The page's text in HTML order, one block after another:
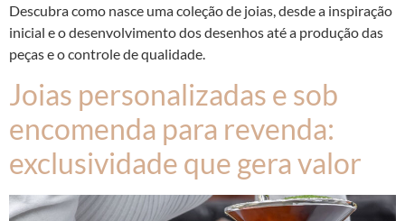
Descubra como nasce uma coleção de joias, desde a inspiração
inicial e o desenvolvimento dos desenhos até a produção das
peças e o controle de qualidade.
Joias personalizadas e sob
encomenda para revenda:
exclusividade que gera valor